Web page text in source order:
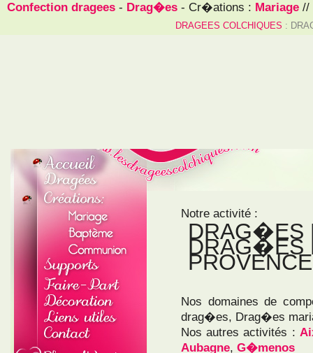
Confection dragees - Drag�es - Cr�ations : Mariage //
DRAGEES COLCHIQUES :
Notre activité :
DRAG�ES
DRAG�ES
PROVENCE
Nos domaines de
drag�es, Drag�es
Nos autres activités :
Aubagne, G�menos